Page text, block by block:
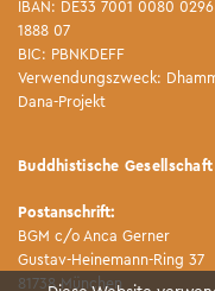
IBAN: DE33 7001 0080 0296
1888 07
BIC: PBNKDEFF
Verwendungszweck:
Dana-Projekt
Buddhistische Gesellschaft
Postanschrift:
BGM c/o Anca Gerner
Gustav-Heinemann-Ring 37
81738 München